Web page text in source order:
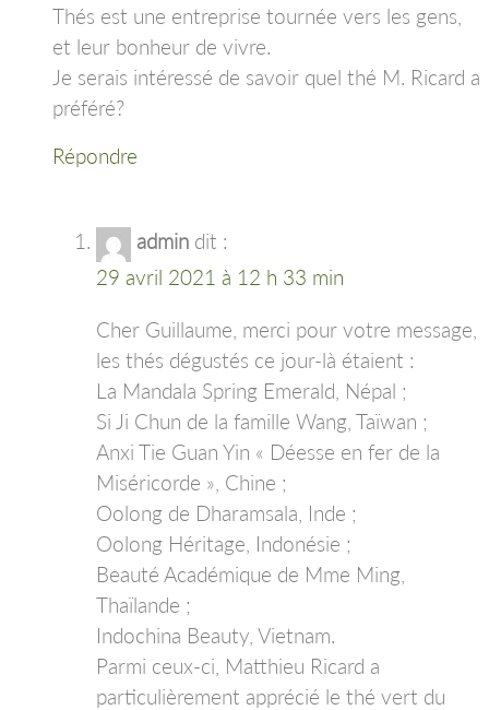
Thés est une entreprise tournée vers les gens,
et leur bonheur de vivre.
Je serais intéressé de savoir quel thé M. Ricard a
préféré?
Répondre
admin dit :
29 avril 2021 à 12 h 33 min
Cher Guillaume, merci pour votre message,
les thés dégustés ce jour-là étaient :
La Mandala Spring Emerald, Népal ;
Si Ji Chun de la famille Wang, Taïwan ;
Anxi Tie Guan Yin « Déesse en fer de la
Miséricorde », Chine ;
Oolong de Dharamsala, Inde ;
Oolong Héritage, Indonésie ;
Beauté Académique de Mme Ming,
Thaïlande ;
Indochina Beauty, Vietnam.
Parmi ceux-ci, Matthieu Ricard a
particulièrement apprécié le thé vert du